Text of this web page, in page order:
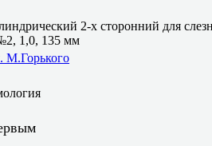
2-х сторонний для
1,0, 135 мм